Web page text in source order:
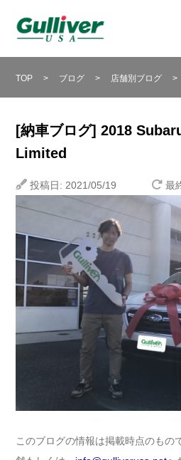
TOP > ブログ > 店舗別ブログ >
[納車ブログ] 2018
Limited
投稿日: 2021/05/19 最
このブログの情報は掲載時点のもの